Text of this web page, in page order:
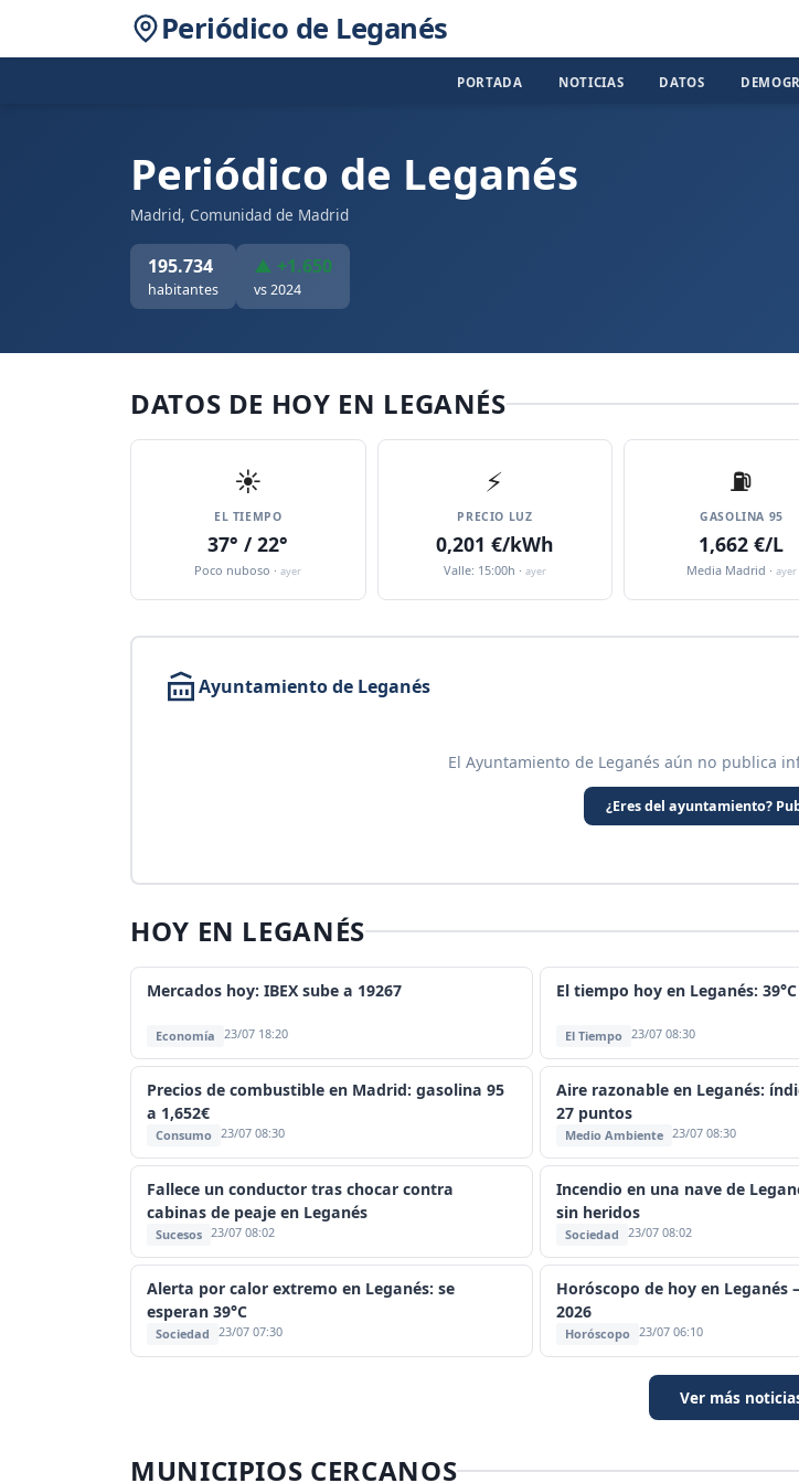
Periódico de Leganés
PORTADA NOTICIAS DATOS
Periódico de Leganés
Madrid, Comunidad de Madrid
195.734
habitantes
▲ +1.650
vs 2024
DATOS DE HOY EN LEGANÉS
☀️
EL TIEMPO
37° / 22°
Poco nuboso ·ayer
⚡
PRECIO LUZ
0,201 €/kWh
Valle: 15:00h · ayer
⛽️
GASOLINA 95
1,662 €/L
Media Madrid · ayer
Ayuntamiento de Leganés
El Ayuntamiento de Leganés aún no publica
¿Eres del ayuntamiento?
HOY EN LEGANÉS
Mercados hoy: IBEX sube a 19267
Economía 23/07 18:20
El tiempo hoy en Leganés:
El Tiempo 23/07 08:30
Precios de combustible en Madrid: gasolina 95
a 1,652€
Consumo 23/07 08:30
Aire razonable en Leganés:
27 puntos
Medio Ambiente 23/07 08:30
Fallece un conductor tras chocar contra
cabinas de peaje en Leganés
Sucesos 23/07 08:02
Incendio en una nave de
sin heridos
Sociedad 23/07 08:02
Alerta por calor extremo en Leganés: se
esperan 39°C
Sociedad 23/07 07:30
Horóscopo de hoy en Leganés
2026
Horóscopo 23/07 06:10
Ver más
MUNICIPIOS CERCANOS